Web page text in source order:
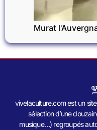
Murat
vivelaculture.com est un
sélection d’une
musique…) regroupés